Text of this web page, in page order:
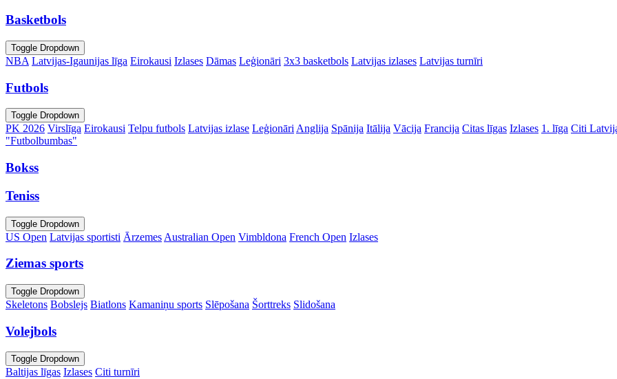
Basketbols
Toggle Dropdown
NBA Latvijas-Igaunijas līga Eirokausi Izlases Dāmas Leģionāri 3x3 basketbols Latvijas izlases Latvijas turnīri
Futbols
Toggle Dropdown
PK 2026 Virslīga Eirokausi Telpu futbols Latvijas izlase Leģionāri Anglija Spānija Itālija Vācija Francija Citas līgas Izlases 1. līga Citi
"Futbolbumbas"
Bokss
Teniss
Toggle Dropdown
US Open Latvijas sportisti Ārzemes Australian Open Vimbldona French Open Izlases
Ziemas sports
Toggle Dropdown
Skeletons Bobslejs Biatlons Kamaniņu sports Slēpošana Šorttreks Slidošana
Volejbols
Toggle Dropdown
Baltijas līgas Izlases Citi turnīri